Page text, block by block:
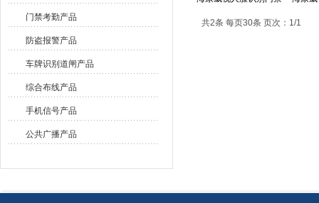
门禁考勤产品
防盗报警产品
车牌识别道闸产品
综合布线产品
手机信号产品
公共广播产品
共2条 每页30条 页次：1/1